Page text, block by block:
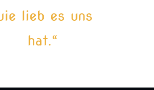
lieb es uns
hat.“